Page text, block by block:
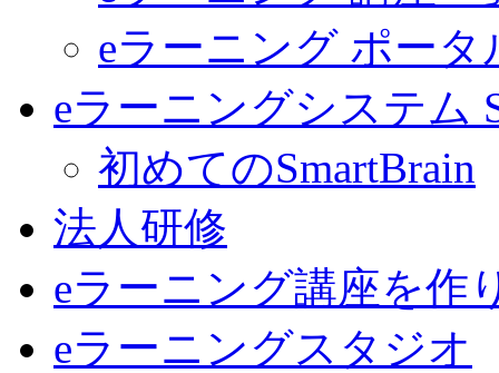
eラーニング ポータ
eラーニングシステム
初めてのSmartBrain
法人研修
eラーニング講座を作
eラーニングスタジオ